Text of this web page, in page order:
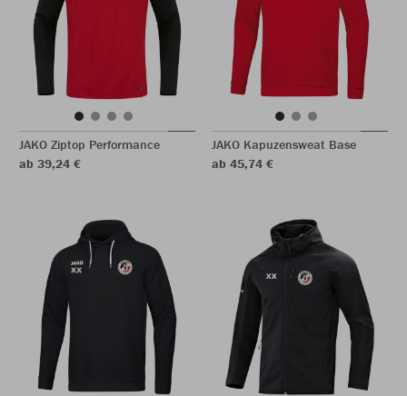
JAKO Ziptop Performance
ab 39,24 €
JAKO Kapuzensweat Base
ab 45,74 €